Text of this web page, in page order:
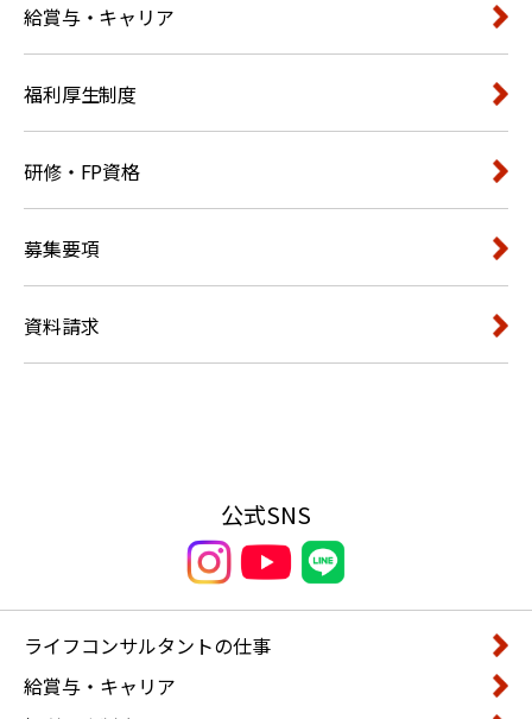
給賞与・キャリア
福利厚生制度
研修・FP資格
募集要項
資料請求
公式SNS
ライフコンサルタントの仕事
給賞与・キャリア